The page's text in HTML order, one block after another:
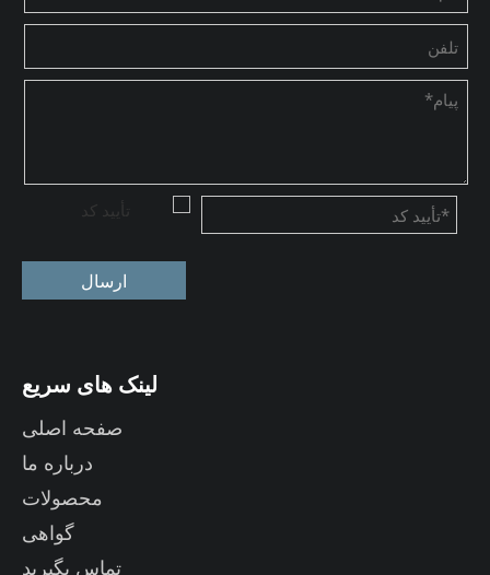
ارسال
لینک های سریع
صفحه اصلی
درباره ما
محصولات
گواهی
تماس بگیرید